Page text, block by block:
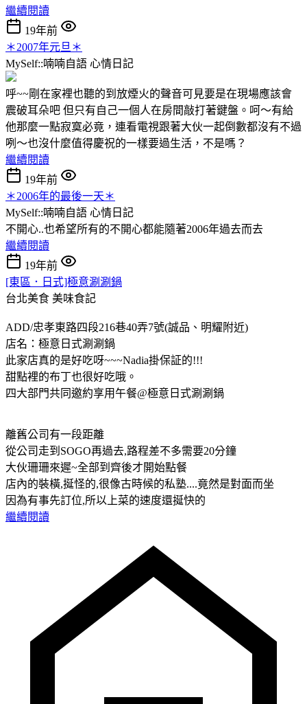
繼續閱讀
19年前
＊2007年元旦＊
MySelf::喃喃自語 心情日記
呼~~剛在家裡也聽的到放煙火的聲音可見要是在現場應該會
震破耳朵吧 但只有自己一個人在房間敲打著鍵盤。呵～有給
他那麼一點寂寞必竟，連看電視跟著大伙一起倒數都沒有不過
咧～也沒什麼值得慶祝的一樣要過生活，不是嗎？
繼續閱讀
19年前
＊2006年的最後一天＊
MySelf::喃喃自語 心情日記
不開心..也希望所有的不開心都能隨著2006年過去而去
繼續閱讀
19年前
[東區．日式]極意涮涮鍋
台北美食 美味食記
ADD/忠孝東路四段216巷40弄7號(誠品、明耀附近)
店名：極意日式涮涮鍋
此家店真的是好吃呀~~~Nadia掛保証的!!!
甜點裡的布丁也很好吃哦。
四大部門共同邀約享用午餐@極意日式涮涮鍋
離舊公司有一段距離
從公司走到SOGO再過去,路程差不多需要20分鐘
大伙珊珊來遲~全部到齊後才開始點餐
店內的裝橫,挻怪的,很像古時候的私塾....竟然是對面而坐
因為有事先訂位,所以上菜的速度還挻快的
繼續閱讀